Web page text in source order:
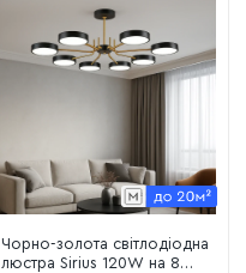
Чорно-золота світлодіодна
люстра Sirius 120W на 8